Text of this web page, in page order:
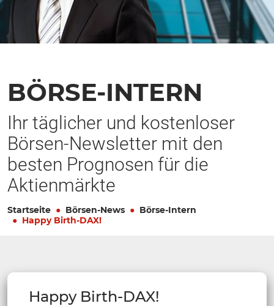
BÖRSE-INTERN
Ihr täglicher und kostenloser
Börsen-Newsletter mit den
besten Prognosen für die
Aktienmärkte
Startseite Börsen-News
Börse-Intern
Happy Birth-DAX!
Happy Birth-DAX!